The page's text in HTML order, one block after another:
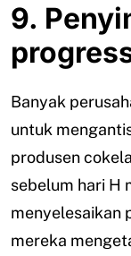
9.
Banyak
untuk
produsen
sebelum hari H
menyelesaikan
mereka